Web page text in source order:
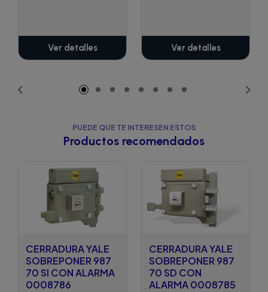
Ver detalles Ver detalles
PUEDE QUE TE INTERESEN ESTOS
Productos recomendados
CERRADURA YALE
SOBREPONER 987
70 SI CON ALARMA
0008786
CERRADURA YALE
SOBREPONER 987
70 SD CON
ALARMA 0008785